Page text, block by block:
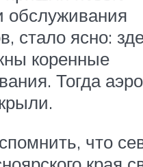
обслуживания
стало ясно:
коренные
Тогда
что